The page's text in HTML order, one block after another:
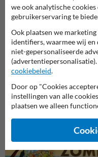
Speciale ontwerpen
we ook analytische
gebruikerservaring te
Ook plaatsen we
identifiers, waarmee wij en
niet-gepersonaliseerde
cookiebeleid.
Door op "Cookies
instellingen van alle
plaatsen we alleen